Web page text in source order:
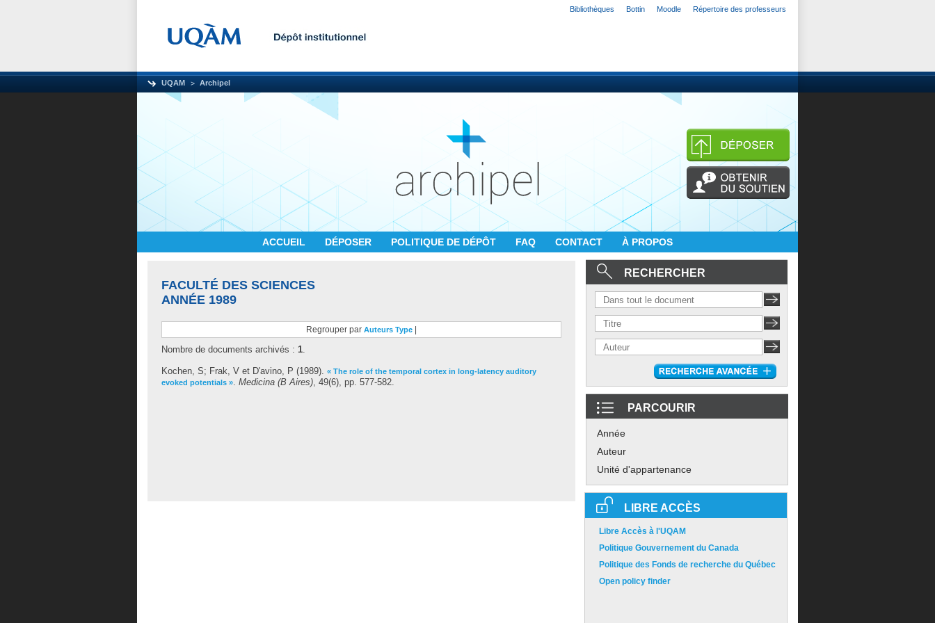
Bibliothèques Bottin Moodle Répertoire des professeurs
UQAM Archipel
ACCUEIL DÉPOSER POLITIQUE DE DÉPÔT FAQ CONTACT À PROPOS
FACULTÉ DES SCIENCES
ANNÉE 1989
Regrouper par Auteurs Type
Nombre de documents archivés : 1.
Kochen, S; Frak, V et D'avino, P (1989). « The role of the temporal cortex in long-latency auditory
evoked potentials ». Medicina (B Aires), 49(6), pp. 577-582.
RECHERCHER
PARCOURIR
Année
Auteur
Unité d'appartenance
LIBRE ACCÈS
Libre Accès à l'UQAM
Politique Gouvernement du Canada
Politique des Fonds de recherche du Québec
Open policy finder